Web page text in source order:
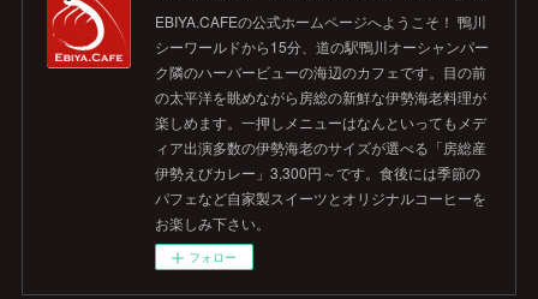
EBIYA.CAFEの公式ホームページへようこそ！ 鴨川
シーワールドから15分、道の駅鴨川オーシャンパー
ク隣のハーバービューの海辺のカフェです。目の前
の太平洋を眺めながら房総の新鮮な伊勢海老料理が
楽しめます。一押しメニューはなんといってもメデ
ィア出演多数の伊勢海老のサイズが選べる「房総産
伊勢えびカレー」3,300円～です。食後には季節の
パフェなど自家製スイーツとオリジナルコーヒーを
お楽しみ下さい。
フォロー